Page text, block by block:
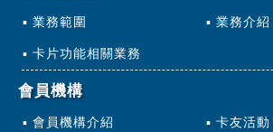
業務範圍 業務介紹
卡片功能相關業務
會員機構
會員機構介紹 卡友活動